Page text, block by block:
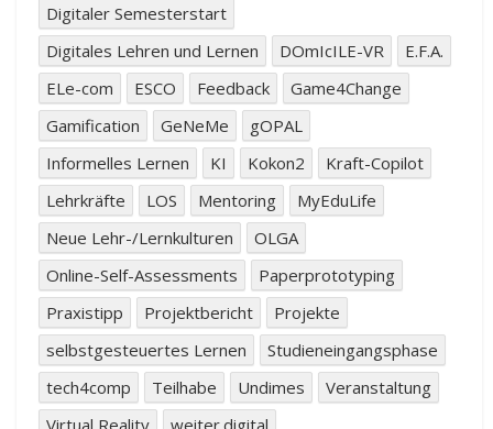
Digitaler Semesterstart
Digitales Lehren und Lernen
DOmIcILE-VR
E.F.A.
ELe-com
ESCO Feedback
Game4Change
Gamification
GeNeMe
gOPAL
Informelles Lernen
KI Kokon2
Kraft-Copilot
Lehrkräfte
LOS Mentoring
MyEduLife
Neue Lehr-/Lernkulturen
OLGA
Online-Self-Assessments
Paperprototyping
Praxistipp
Projektbericht
Projekte
selbstgesteuertes Lernen
Studieneingangsphase
tech4comp
Teilhabe Undimes
Veranstaltung
Virtual Reality
weiter.digital